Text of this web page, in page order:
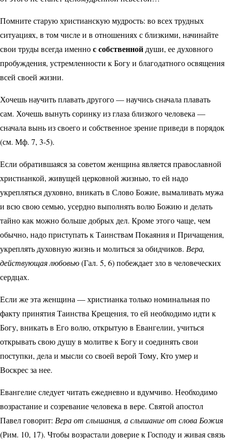
Помните старую христианскую мудрость: во всех трудных
ситуациях, в том числе и в отношениях с близкими, начинайте
свои труды всегда именнос собственной души, ее духовного
пробуждения, устремленности к Богу и благодатного освящения
всей своей жизни.
Хочешь научить плавать другого — научись сначала плавать
сам. Хочешь вынуть соринку из глаза близкого человека —
сначала вынь из своего и собственное зрение приведи в порядок
(см. Мф. 7, 3-5).
Если обратившаяся за советом женщина является православной
христианкой, живущей церковной жизнью, то ей надо
укрепляться духовно, вникать в Слово Божие, вымаливать мужа
и всю свою семью, усердно выполнять волю Божию и делать
тайно как можно больше добрых дел. Кроме этого чаще, чем
обычно, надо приступать к Таинствам Покаяния и Причащения,
укреплять духовную жизнь и молиться за обидчиков. Вера,
действующая любовью(Гал. 5, 6) побеждает зло в человеческих
сердцах.
Если же эта женщина — христианка только номинальная по
факту принятия Таинства Крещения, то ей необходимо идти к
Богу, вникать в Его волю, открытую в Евангелии, учиться
открывать свою душу в молитве к Богу и соединять свои
поступки, дела и мысли со своей верой Тому, Кто умер и
Воскрес за нее.
Евангелие следует читать ежедневно и вдумчиво. Необходимо
возрастание и созревание человека в вере. Святой апостол
Павел говорит: Вера от слышания, а слышание от слова Божия
(Рим. 10, 17). Чтобы возрастали доверие к Господу и живая связь